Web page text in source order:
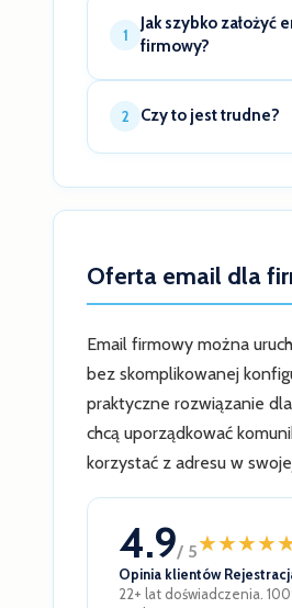
1
Jak szybko założyć
firmowy?
kilku krokach:
do użycia od razu.
2 Czy to jest trudne?
wykonany nawet
technicznej. W
domeny, hostingu i
skrzynki email.
Oferta email dla
Email firmowy można
bez skomplikowanej
praktyczne rozwiązanie
chcą uporządkować
korzystać z adresu w
4.9/ 5★★★★
Opinia klientów
22+ lat doświadczenia.